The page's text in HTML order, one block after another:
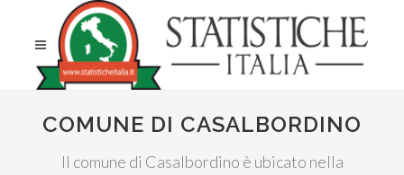
COMUNE DI CASALBORDINO
Il comune di Casalbordino è ubicato nella